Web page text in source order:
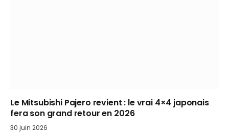
Le Mitsubishi Pajero revient : le vrai 4×4 japonais
fera son grand retour en 2026
30 juin 2026